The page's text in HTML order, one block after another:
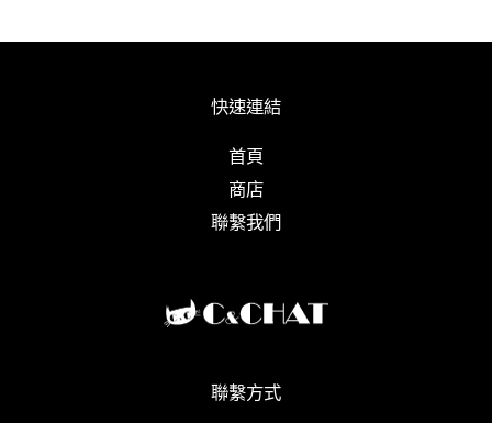
聯繫方式
快速連結
首頁
商店
聯繫我們